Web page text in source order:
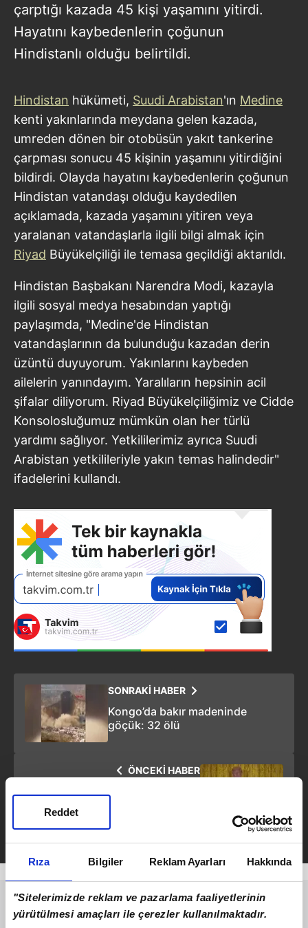
Rıza Bilgiler Reklam Ayarları Hakkında
"Sitelerimizde reklam ve pazarlama faaliyetlerinin
yürütülmesi amaçları ile çerezler kullanılmaktadır.
Reddet
çarptığı kazada 45 kişi yaşamını yitirdi.
Hayatını kaybedenlerin çoğunun
Hindistanlı olduğu belirtildi.
Hindistan hükümeti, Suudi Arabistan'ın Medine
kenti yakınlarında meydana gelen kazada,
umreden dönen bir otobüsün yakıt tankerine
çarpması sonucu 45 kişinin yaşamını yitirdiğini
bildirdi. Olayda hayatını kaybedenlerin çoğunun
Hindistan vatandaşı olduğu kaydedilen
açıklamada, kazada yaşamını yitiren veya
yaralanan vatandaşlarla ilgili bilgi almak için
Riyad Büyükelçiliği ile temasa geçildiği aktarıldı.
Hindistan Başbakanı Narendra Modi, kazayla
ilgili sosyal medya hesabından yaptığı
paylaşımda, "Medine'de Hindistan
vatandaşlarının da bulunduğu kazadan derin
üzüntü duyuyorum. Yakınlarını kaybeden
ailelerin yanındayım. Yaralıların hepsinin acil
şifalar diliyorum. Riyad Büyükelçiliğimiz ve Cidde
Konsolosluğumuz mümkün olan her türlü
yardımı sağlıyor. Yetkililerimiz ayrıca Suudi
Arabistan yetkilileriyle yakın temas halindedir"
ifadelerini kullandı.
SONRAKİ HABER
Kongo’da bakır madeninde
göçük: 32 ölü
ÖNCEKİ HABER